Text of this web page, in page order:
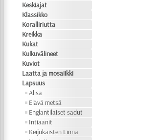
Keskiajat
Klassikko
Koralliriutta
Kreikka
Kukat
Kulkuvälineet
Kuviot
Laatta ja mosaiikki
Lapsuus
Alisa
Elävä metsä
Englantilaiset sadut
Intiaanit
Keijukaisten Linna